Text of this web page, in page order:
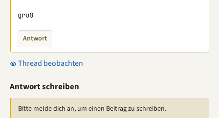
gruß
Antwort
Thread beobachten
Antwort schreiben
Bitte melde dich an, um einen Beitrag zu schreiben.